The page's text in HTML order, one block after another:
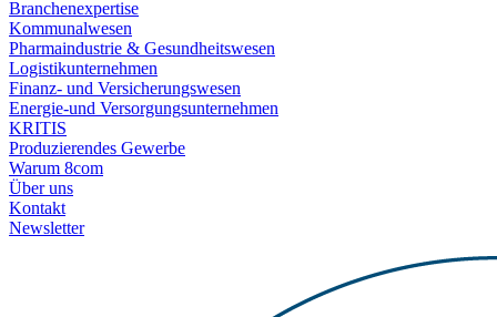
Branchenexpertise
Kommunalwesen
Pharmaindustrie & Gesundheitswesen
Logistikunternehmen
Finanz- und Versicherungswesen
Energie-und Versorgungsunternehmen
KRITIS
Produzierendes Gewerbe
Warum 8com
Über uns
Kontakt
Newsletter